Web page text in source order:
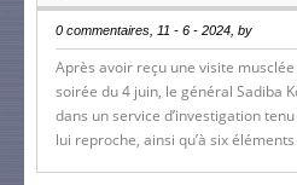
0 commentaires, 11 - 6 - 2024, by
Après avoir reçu une visite
soirée du 4 juin, le général Sadiba
dans un service d’investigation
lui reproche, ainsi qu’à six